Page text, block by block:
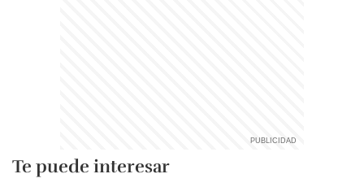
Te puede interesar